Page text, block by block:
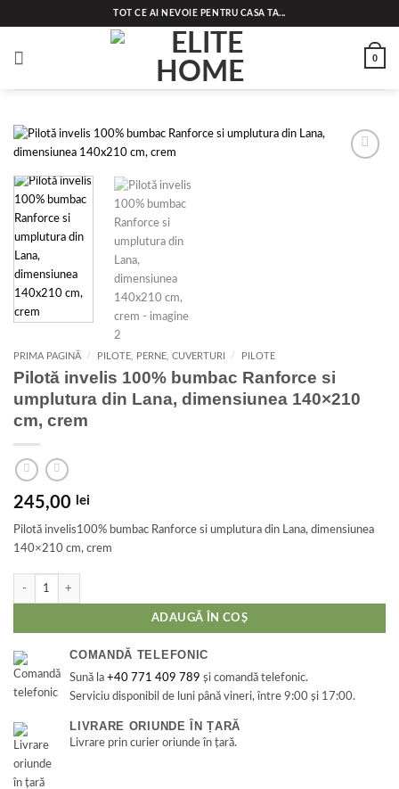
to
TOT CE AI NEVOIE PENTRU CASA TA...
0
PRIMA PAGINĂ / PILOTE, PERNE, CUVERTURI / PILOTE
Pilotă invelis 100% bumbac Ranforce si
umplutura din Lana, dimensiunea 140×210
cm, crem
245,00 lei
Pilotă invelis100% bumbac Ranforce si umplutura din Lana, dimensiunea
140×210 cm, crem
ADAUGĂ ÎN COȘ
COMANDĂ TELEFONIC
Sună la+40 771 409 789 și comandă telefonic.
Serviciu disponibil de luni până vineri, între 9:00 și 17:00.
LIVRARE ORIUNDE ÎN ȚARĂ
Livrare prin curier oriunde în țară.